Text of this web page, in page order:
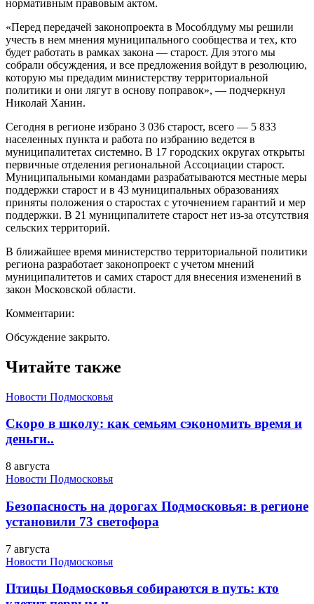
нормативным правовым актом.
«Перед передачей законопроекта в Мособлдуму мы решили
учесть в нем мнения муниципального сообщества и тех, кто
будет работать в рамках закона — старост. Для этого мы
собрали обсуждения, и все предложения войдут в резолюцию,
которую мы предадим министерству территориальной
политики и они лягут в основу поправок», — подчеркнул
Николай Ханин.
Сегодня в регионе избрано 3 036 старост, всего — 5 833
населенных пункта и работа по избранию ведется в
муниципалитетах системно. В 17 городских округах открыты
первичные отделения региональной Ассоциации старост.
Муниципальными командами разрабатываются местные меры
поддержки старост и в 43 муниципальных образованиях
приняты положения о старостах с уточнением гарантий и мер
поддержки. В 21 муниципалитете старост нет из-за отсутствия
сельских территорий.
В ближайшее время министерство территориальной политики
региона разработает законопроект с учетом мнений
муниципалитетов и самих старост для внесения изменений в
закон Московской области.
Комментарии:
Обсуждение закрыто.
Читайте также
Новости Подмосковья
Скоро в школу: как семьям сэкономить время и
деньги..
8 августа
Новости Подмосковья
Безопасность на дорогах Подмосковья: в регионе
установили 73 светофора
7 августа
Новости Подмосковья
Птицы Подмосковья собираются в путь: кто